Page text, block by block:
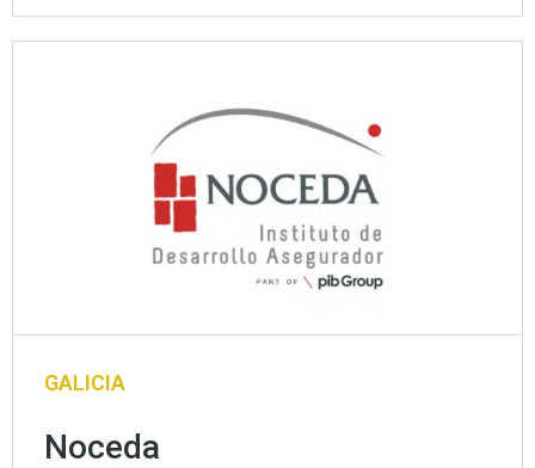
GALICIA
Noceda